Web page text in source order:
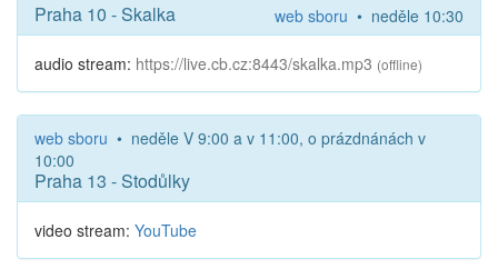
web sboru • neděle 10:30
Praha 10 - Skalka
audio stream: https://live.cb.cz:8443/skalka.mp3 (offline)
web sboru • neděle V 9:00 a v 11:00, o prázdnánách v
10:00
Praha 13 - Stodůlky
video stream: YouTube